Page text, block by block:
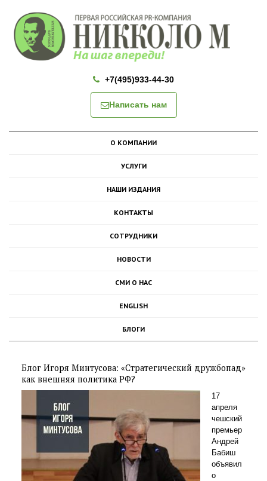
+7(495)933-44-30
Написать нам
О КОМПАНИИ
УСЛУГИ
НАШИ ИЗДАНИЯ
КОНТАКТЫ
СОТРУДНИКИ
НОВОСТИ
СМИ О НАС
ENGLISH
БЛОГИ
Блог Игоря Минтусова: «Стратегический дружбопад»
как внешняя политика РФ?
17
апреля
чешский
премьер
Андрей
Бабиш
объявил
о